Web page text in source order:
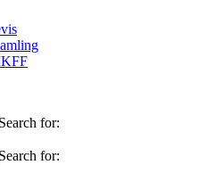
Search for:
Search for: